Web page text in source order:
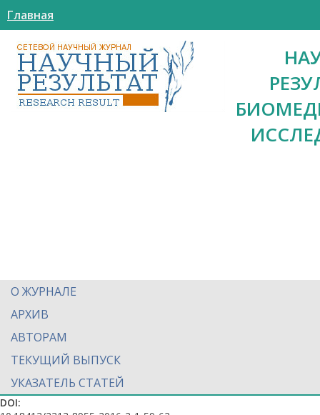
Главная
О ЖУРНАЛЕ
АРХИВ
АВТОРАМ
ТЕКУЩИЙ ВЫПУСК
УКАЗАТЕЛЬ СТАТЕЙ
DOI: